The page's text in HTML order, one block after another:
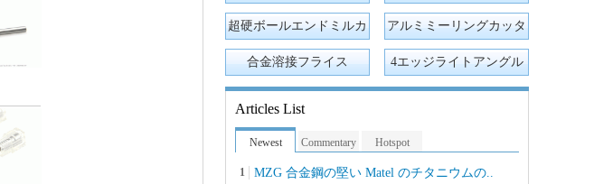
カッター
イス
超硬ボールエンドミルカ
ッター
アルミミーリングカッタ
ー
合金溶接フライス
4エッジライトアングル
ラウンドノーズカーバイ
Articles List
Newest Commentary Hotspot
1 MZG 合金鋼の堅い Matel のチタニウムの..